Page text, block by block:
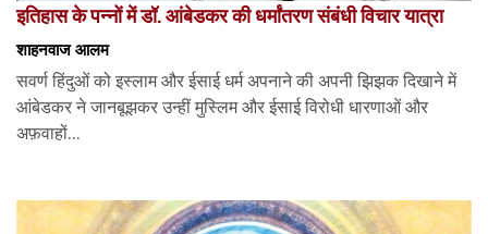
इतिहास के पन्नों में डॉ. आंबेडकर की धर्मांतरण संबंधी विचार यात्रा
शाहनवाज आलम
सवर्ण हिंदुओं को इस्लाम और ईसाई धर्म अपनाने की अपनी झिझक दिखाने में
आंबेडकर ने जानबूझकर उन्हीं मुस्लिम और ईसाई विरोधी धारणाओं और
अफ़वाहों...